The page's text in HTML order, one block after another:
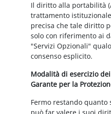
Il diritto alla portabilità
trattamento
precisa che tale diritto
solo con riferimento ai
"Servizi Opzionali"
consenso esplicito.
Modalità di esercizio
Garante per la
Fermo restando quanto